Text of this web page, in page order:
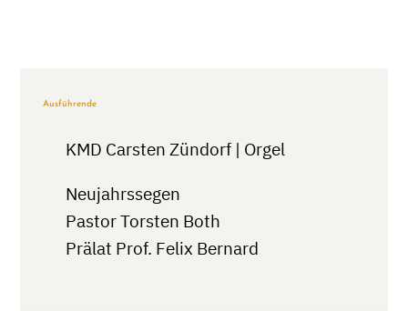
Ausführende
KMD Carsten Zündorf | Orgel
Neujahrssegen
Pastor Torsten Both
Prälat Prof. Felix Bernard